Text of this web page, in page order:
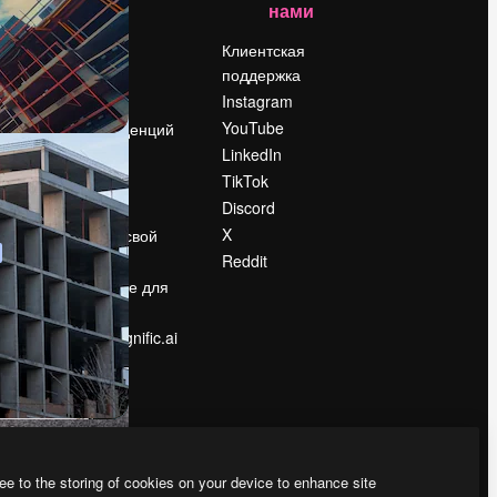
Цены
О нас
Reviews
Вакансии
Поиск тенденций
Блог
События
Slidesgo
Продайте свой
контент
Помещение для
прессы
Ищете magnific.ai
нами
Клиентская
поддержка
Instagram
YouTube
LinkedIn
TikTok
Discord
X
Reddit
to the storing of cookies on your device to enhance site